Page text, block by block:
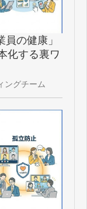
の健康」
化する裏ワ
ングチーム